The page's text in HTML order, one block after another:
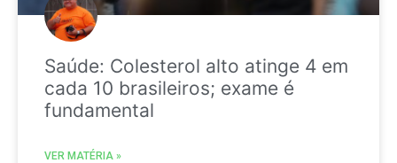
Saúde: Colesterol alto atinge 4 em
cada 10 brasileiros; exame é
fundamental
VER MATÉRIA »